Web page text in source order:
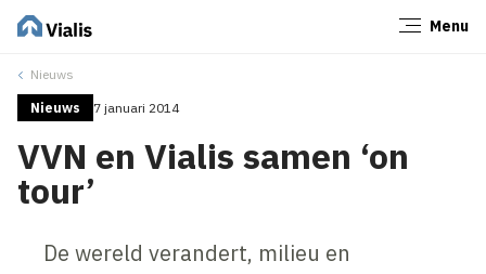
Menu
Nieuws
Nieuws 7 januari 2014
VVN en Vialis samen ‘on
tour’
De wereld verandert, milieu en
Sluiten